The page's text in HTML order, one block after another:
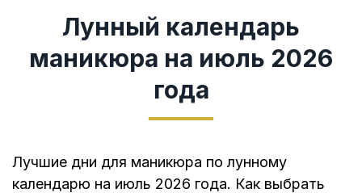
Лунный календарь
маникюра на июль 2026
года
Лучшие дни для маникюра по лунному
календарю на июль 2026 года. Как выбрать